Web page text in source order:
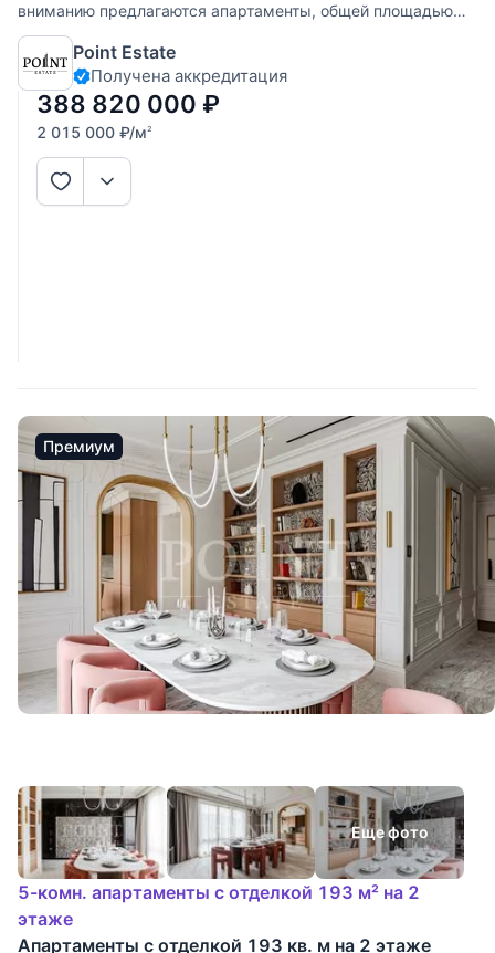
вниманию предлагаются апартаменты, общей площадью
193 м2. Просторная планировка включает в себя уютную
гостиную, столовую, спальню с гардеробной и санузлом,
спальню с отдельным санузлом, кухню и гостевой санузел.
На -1 этаже
Point Estate
Получена аккредитация
388 820 000 ₽
2 015 000 ₽/м2
Премиум
Еще фото
5-комн. апартаменты с отделкой 193 м² на 2
этаже
Апартаменты с отделкой 193 кв. м на 2 этаже